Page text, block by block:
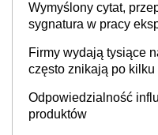
Wymyślony cytat,
sygnatura w pracy
Firmy wydają tysiące
często znikają po
Odpowiedzialność
produktów